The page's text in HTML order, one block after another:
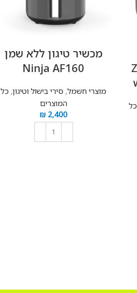
כל
‏מכשיר טיגון ‏ללא שמן
Ninja AF160
מוצרי חשמל, סירי בישול וטיגון, כל
המוצרים
₪ 2,400